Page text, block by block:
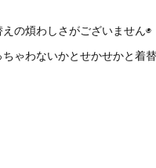
の煩わしさがございません◉
ゃわないかとせかせかと着